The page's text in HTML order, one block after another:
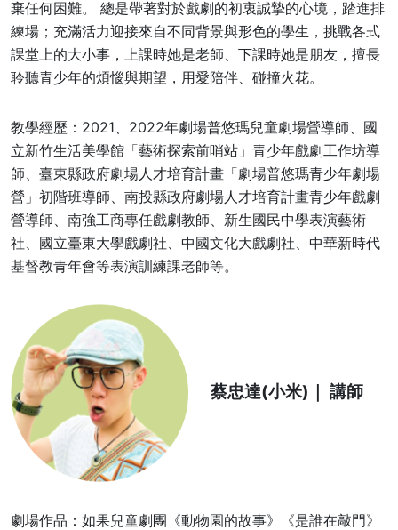
棄任何困難。 總是帶著對於戲劇的初衷誠摯的心境，踏進排
練場；充滿活力迎接來自不同背景與形色的學生，挑戰各式
課堂上的大小事，上課時她是老師、下課時她是朋友，擅長
聆聽青少年的煩惱與期望，用愛陪伴、碰撞火花。
教學經歷：2021、2022年劇場普悠瑪兒童劇場營導師、國
立新竹生活美學館「藝術探索前哨站」青少年戲劇工作坊導
師、臺東縣政府劇場人才培育計畫「劇場普悠瑪青少年劇場
營」初階班導師、南投縣政府劇場人才培育計畫青少年戲劇
營導師、南強工商專任戲劇教師、新生國民中學表演藝術
社、國立臺東大學戲劇社、中國文化大戲劇社、中華新時代
基督教青年會等表演訓練課老師等。
蔡忠達(小米) ｜ 講師
劇場作品：如果兒童劇團《動物園的故事》《是誰在敲門》